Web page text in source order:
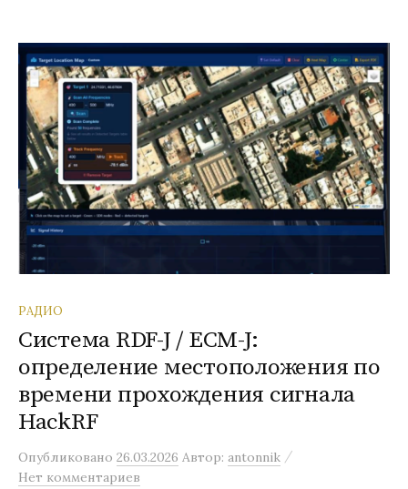
РАДИО
Система RDF-J / ECM-J:
определение местоположения по
времени прохождения сигнала
HackRF
Опубликовано 26.03.2026 Автор: antonnik /
Нет комментариев